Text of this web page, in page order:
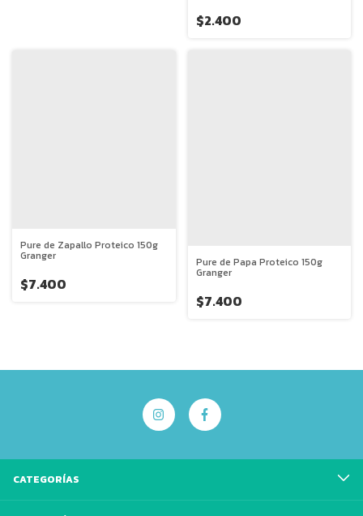
$2.400
Pure de Zapallo Proteico 150g
Granger
$7.400
Pure de Papa Proteico 150g
Granger
$7.400
CATEGORÍAS